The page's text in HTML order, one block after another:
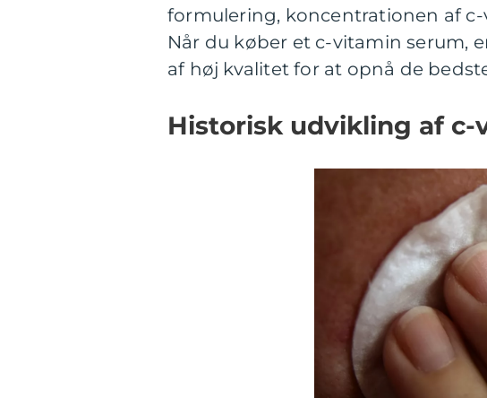
formulering, koncentrationen af
Når du køber et c-vitamin serum,
af høj kvalitet for at opnå de
Historisk udvikling af c-